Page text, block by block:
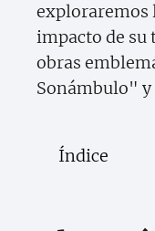
exploraremos
impacto de su
obras
Sonámbulo"
Índice